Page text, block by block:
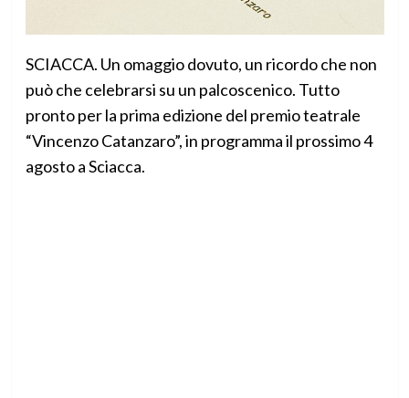
SCIACCA. Un omaggio dovuto, un ricordo che non
può che celebrarsi su un palcoscenico. Tutto
pronto per la prima edizione del premio teatrale
“Vincenzo Catanzaro”, in programma il prossimo 4
agosto a Sciacca.